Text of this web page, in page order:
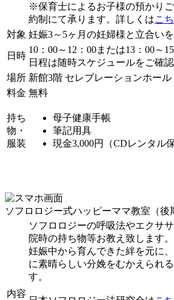
※保育士によるお子様の預かり
約制にて承ります。詳しくはこ
対象 妊娠3～5ヶ月の妊婦様と立合い
日時
10：00～12：00または13：00～
日程は随時スケジュールをご確
場所 新館3階 セレブレーションホール
料金 無料
持ち
物・
服装
母子健康手帳
筆記用具
現金3,000円（CDレンタル
ソフロロジー式ハッピーママ教室（後
内容
ソフロロジーの呼吸法やエクサ
院時の持ち物等お教え致します。
妊娠中から育んできた絆を元に
に素晴らしい分娩をむかえられ
す。